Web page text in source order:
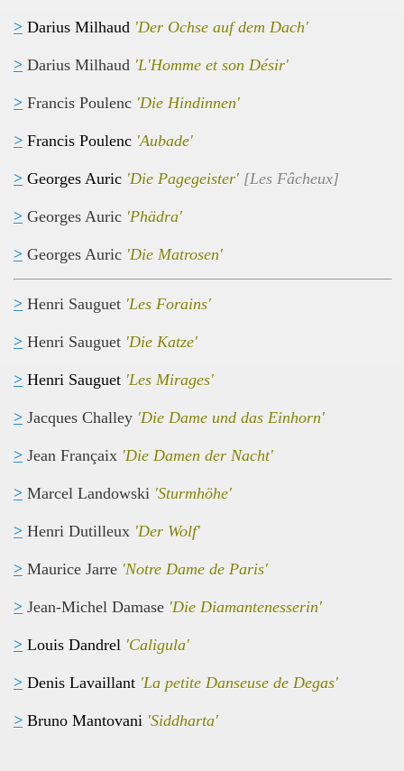
> Darius Milhaud 'Der Ochse auf dem Dach'
> Darius Milhaud 'L'Homme et son Désir'
> Francis Poulenc 'Die Hindinnen'
> Francis Poulenc 'Aubade'
> Georges Auric 'Die Pagegeister' [Les Fâcheux]
> Georges Auric 'Phädra'
> Georges Auric 'Die Matrosen'
> Henri Sauguet 'Les Forains'
> Henri Sauguet 'Die Katze'
> Henri Sauguet 'Les Mirages'
> Jacques Challey 'Die Dame und das Einhorn'
> Jean Françaix 'Die Damen der Nacht'
> Marcel Landowski 'Sturmhöhe'
> Henri Dutilleux 'Der Wolf'
> Maurice Jarre 'Notre Dame de Paris'
> Jean-Michel Damase 'Die Diamantenesserin'
> Louis Dandrel 'Caligula'
> Denis Lavaillant 'La petite Danseuse de Degas'
> Bruno Mantovani 'Siddharta'